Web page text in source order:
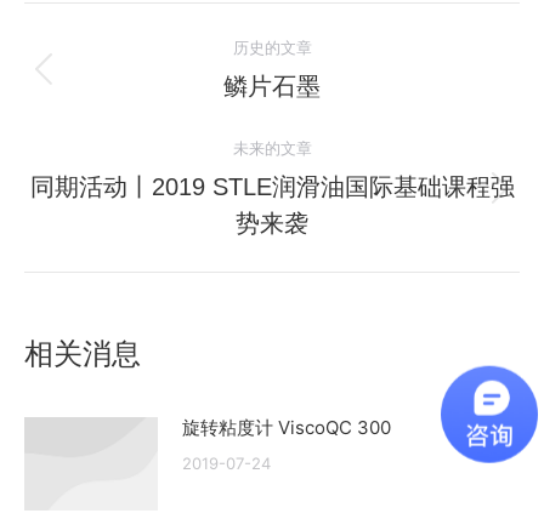
章
航
历史的文章
历
的
文
章：
鳞片石墨
未来的文章
未
来
的
同期活动丨2019 STLE润滑油国际基础课程强
势来袭
相关消息
旋转粘度计 ViscoQC 300
2019-07-24